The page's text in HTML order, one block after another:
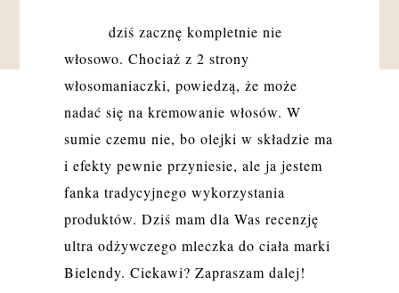
dziś zacznę kompletnie nie
włosowo. Chociaż z 2 strony
włosomaniaczki, powiedzą, że może
nadać się na kremowanie włosów. W
sumie czemu nie, bo olejki w składzie ma
i efekty pewnie przyniesie, ale ja jestem
fanka tradycyjnego wykorzystania
produktów. Dziś mam dla Was recenzję
ultra odżywczego mleczka do ciała marki
Bielendy. Ciekawi? Zapraszam dalej!